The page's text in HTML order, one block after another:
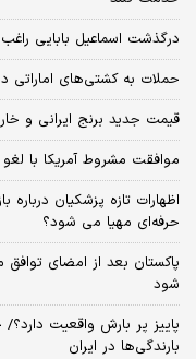
درگذشت اسماعیل بابایی راغب
حملات به کشتی‌های اماراتی
قیمت جدید برنج ایرانی و
موافقت مشروط آمریکا با
اظهارات تازه پزشکیان
حرفه‌ای مهیا می شود؟
پاکستان بعد از امضای توافق
شود
پاییز پر بارش واقعیت دارد؟/
بارندگی‌ها در ایران